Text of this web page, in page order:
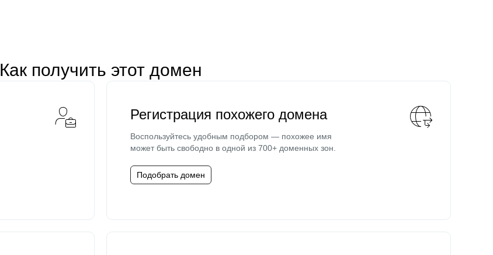
Как получить этот домен
Регистрация похожего домена
Воспользуйтесь удобным подбором — похожее имя
может быть свободно в одной из 700+ доменных зон.
Подобрать домен